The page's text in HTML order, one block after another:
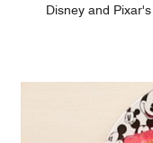
Disney and